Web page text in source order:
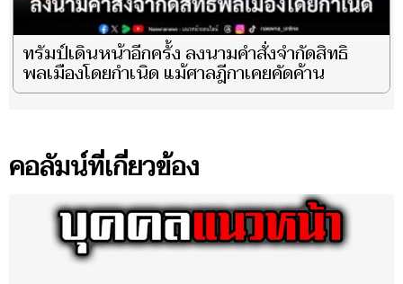
ทรัมป์เดินหน้าอีกครั้ง ลงนามคำสั่งจำกัดสิทธิ
พลเมืองโดยกำเนิด แม้ศาลฎีกาเคยคัดค้าน
คอลัมน์ที่เกี่ยวข้อง